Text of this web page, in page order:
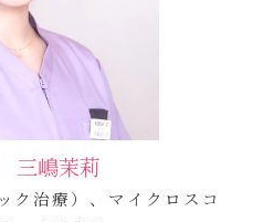
三嶋茉莉
ク治療）、マイクロスコ